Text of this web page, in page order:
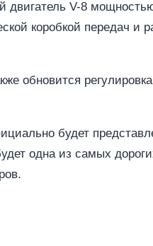
двигатель V-8
коробкой передач и
обновится
будет
одна из самых